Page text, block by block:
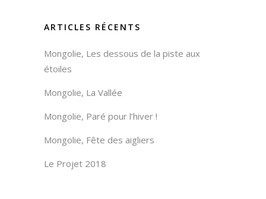
ARTICLES RÉCENTS
Mongolie, Les dessous de la piste aux
étoiles
Mongolie, La Vallée
Mongolie, Paré pour l’hiver !
Mongolie, Fête des aigliers
Le Projet 2018